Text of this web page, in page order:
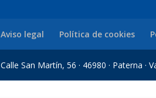
Aviso legal Política de cookies
Calle San Martín, 56 · 46980 · Paterna ·